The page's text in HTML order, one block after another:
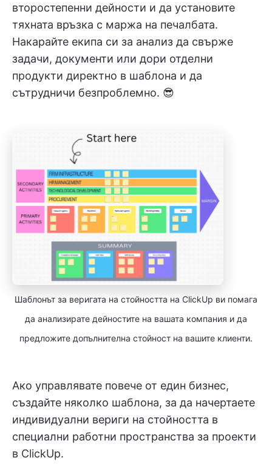
второстепенни дейности и да установите
тяхната връзка с маржа на печалбата.
Накарайте екипа си за анализ да свърже
задачи, документи или дори отделни
продукти директно в шаблона и да
сътрудничи безпроблемно. 😎
Шаблонът за веригата на стойността на ClickUp ви помага
да анализирате дейностите на вашата компания и да
предложите допълнителна стойност на вашите клиенти.
Ако управлявате повече от един бизнес,
създайте няколко шаблона, за да начертаете
индивидуални вериги на стойността в
специални работни пространства за проекти
в ClickUp.